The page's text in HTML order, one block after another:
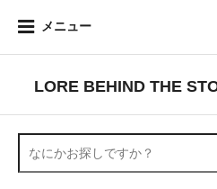
メニュー
LORE BEHIND THE